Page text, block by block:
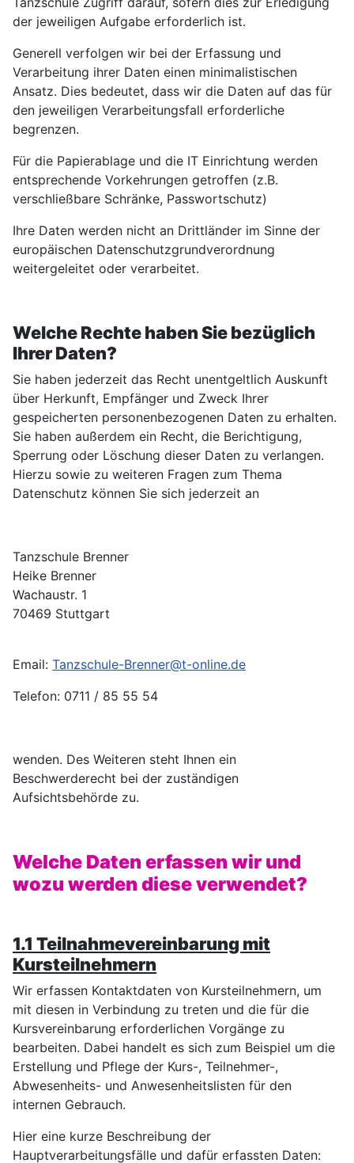
der jeweiligen Aufgabe erforderlich ist.
Generell verfolgen wir bei der Erfassung und
Verarbeitung ihrer Daten einen minimalistischen
Ansatz. Dies bedeutet, dass wir die Daten auf das für
den jeweiligen Verarbeitungsfall erforderliche
begrenzen.
Für die Papierablage und die IT Einrichtung werden
entsprechende Vorkehrungen getroffen (z.B.
verschließbare Schränke, Passwortschutz)
Ihre Daten werden nicht an Drittländer im Sinne der
europäischen Datenschutzgrundverordnung
weitergeleitet oder verarbeitet.
Welche Rechte haben Sie bezüglich
Ihrer Daten?
Sie haben jederzeit das Recht unentgeltlich Auskunft
über Herkunft, Empfänger und Zweck Ihrer
gespeicherten personenbezogenen Daten zu erhalten.
Sie haben außerdem ein Recht, die Berichtigung,
Sperrung oder Löschung dieser Daten zu verlangen.
Hierzu sowie zu weiteren Fragen zum Thema
Datenschutz können Sie sich jederzeit an
Tanzschule Brenner
Heike Brenner
Wachaustr. 1
70469 Stuttgart
Email: Tanzschule-Brenner@t-online.de
Telefon: 0711 / 85 55 54
wenden. Des Weiteren steht Ihnen ein
Beschwerderecht bei der zuständigen
Aufsichtsbehörde zu.
Welche Daten erfassen wir und
wozu werden diese verwendet?
1.1 Teilnahmevereinbarung mit
Kursteilnehmern
Wir erfassen Kontaktdaten von Kursteilnehmern, um
mit diesen in Verbindung zu treten und die für die
Kursvereinbarung erforderlichen Vorgänge zu
bearbeiten. Dabei handelt es sich zum Beispiel um die
Erstellung und Pflege der Kurs-, Teilnehmer-,
Abwesenheits- und Anwesenheitslisten für den
internen Gebrauch.
Hier eine kurze Beschreibung der
Hauptverarbeitungsfälle und dafür erfassten Daten: